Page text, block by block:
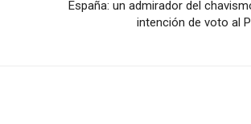
España: un admirador del
intención de voto al